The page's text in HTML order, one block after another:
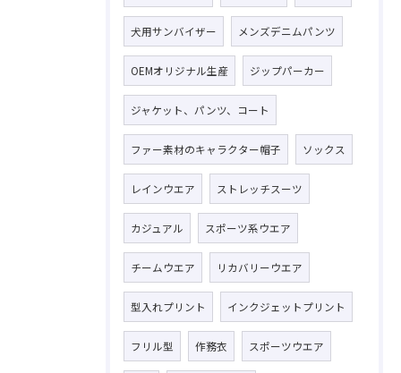
犬用サンバイザー メンズデニムパンツ
OEMオリジナル生産 ジップパーカー
ジャケット、パンツ、コート
ファー素材のキャラクター帽子 ソックス
レインウエア ストレッチスーツ
カジュアル スポーツ系ウエア
チームウエア リカバリーウエア
型入れプリント インクジェットプリント
フリル型 作務衣 スポーツウエア